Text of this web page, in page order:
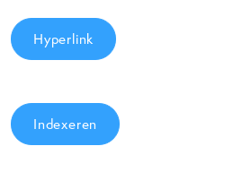
Hyperlink
Indexeren